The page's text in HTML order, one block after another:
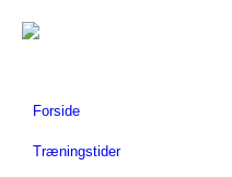
Forside
Træningstider